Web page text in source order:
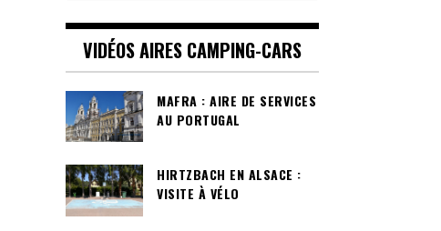
VIDÉOS AIRES CAMPING-CARS
MAFRA : AIRE DE SERVICES
AU PORTUGAL
HIRTZBACH EN ALSACE :
VISITE À VÉLO